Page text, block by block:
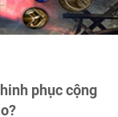
phục cộng